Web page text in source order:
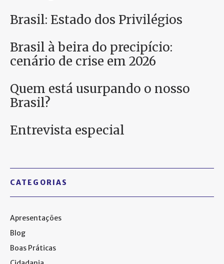
Brasil: Estado dos Privilégios
Brasil à beira do precipício:
cenário de crise em 2026
Quem está usurpando o nosso
Brasil?
Entrevista especial
CATEGORIAS
Apresentações
Blog
Boas Práticas